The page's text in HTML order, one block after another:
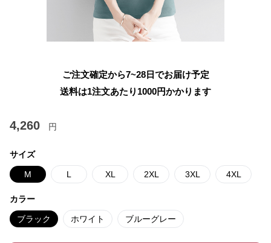
ご注文確定から7~28日でお届け予定
送料は1注文あたり 1000円かかります
4,260 円
サイズ
M L XL 2XL 3XL 4XL
カラー
ブラック ホワイト ブルーグレー